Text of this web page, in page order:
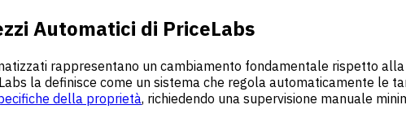
Automatici di PriceLabs
rappresentano un cambiamento fondamentale rispetto
la definisce come un sistema che regola automaticamente
della proprietà, richiedendo una supervisione manuale